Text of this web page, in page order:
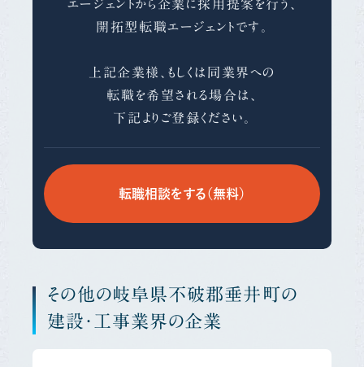
エージェントから企業に採用提案を行う、
開拓型転職エージェントです。
上記企業様、もしくは同業界への
転職を希望される場合は、
下記よりご登録ください。
転職相談をする（無料）
その他の岐阜県不破郡垂井町の
建設・工事業界の企業